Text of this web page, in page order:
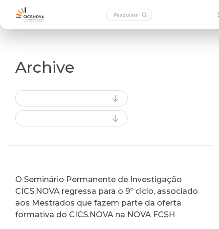
Archive
O Seminário Permanente de Investigação
CICS.NOVA regressa para o 9º ciclo, associado
aos Mestrados que fazem parte da oferta
formativa do CICS.NOVA na NOVA FCSH